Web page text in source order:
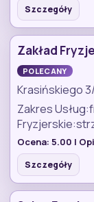
Szczegóły
Zakład
POLECANY
Krasińskiego
Zakres
Ocena: 5.00 |
Szczegóły